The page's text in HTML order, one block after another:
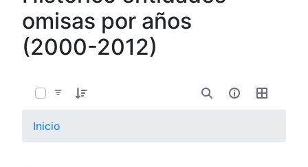
omisas por años
(2000-2012)
Inicio